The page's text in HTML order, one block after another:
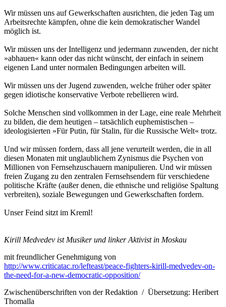
Wir müssen uns auf Gewerkschaften ausrichten, die jeden Tag um
Arbeitsrechte kämpfen, ohne die kein demokratischer Wandel
möglich ist.
Wir müssen uns der Intelligenz und jedermann zuwenden, der nicht
»abhauen« kann oder das nicht wünscht, der einfach in seinem
eigenen Land unter normalen Bedingungen arbeiten will.
Wir müssen uns der Jugend zuwenden, welche früher oder später
gegen idiotische konservative Verbote rebellieren wird.
Solche Menschen sind vollkommen in der Lage, eine reale Mehrheit
zu bilden, die dem heutigen – tatsächlich euphemistischen –
ideologisierten »Für Putin, für Stalin, für die Russische Welt« trotz.
Und wir müssen fordern, dass all jene verurteilt werden, die in all
diesen Monaten mit unglaublichem Zynismus die Psychen von
Millionen von Fernsehzuschauern manipulieren. Und wir müssen
freien Zugang zu den zentralen Fernsehsendern für verschiedene
politische Kräfte (außer denen, die ethnische und religiöse Spaltung
verbreiten), soziale Bewegungen und Gewerkschaften fordern.
Unser Feind sitzt im Kreml!
Kirill Medvedev ist Musiker und linker Aktivist in Moskau
mit freundlicher Genehmigung von
http://www.criticatac.ro/lefteast/peace-fighters-kirill-medvedev-on-
the-need-for-a-new-democratic-opposition/
Zwischenüberschriften von der Redaktion / Übersetzung: Heribert
Thomalla